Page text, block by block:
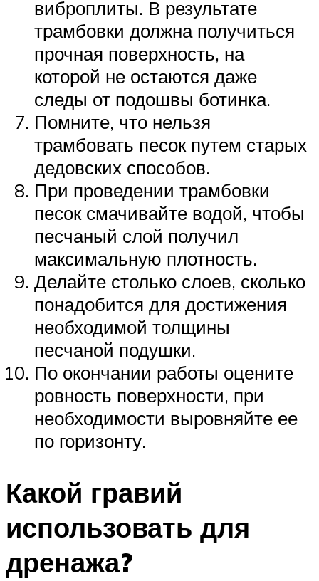
виброплиты. В результате
трамбовки должна получиться
прочная поверхность, на
которой не остаются даже
следы от подошвы ботинка.
Помните, что нельзя
трамбовать песок путем старых
дедовских способов.
При проведении трамбовки
песок смачивайте водой, чтобы
песчаный слой получил
максимальную плотность.
Делайте столько слоев, сколько
понадобится для достижения
необходимой толщины
песчаной подушки.
По окончании работы оцените
ровность поверхности, при
необходимости выровняйте ее
по горизонту.
Какой гравий
использовать для
дренажа?